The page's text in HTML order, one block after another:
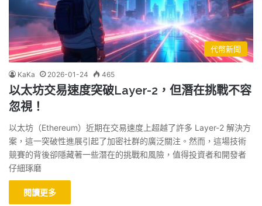
代幣新聞
KaKa 2026-01-24 465
以太坊交易速度突破Layer-2，但潛在挑戰不容
忽視！
以太坊（Ethereum）近期在交易速度上超越了許多 Layer-2 解決方
案，這一突破性進展引起了加密社群的廣泛關注。然而，這場技術
競賽的背後卻隱藏著一些潛在的挑戰和風險，值得投資者和開發者
仔細琢磨
閱讀更多